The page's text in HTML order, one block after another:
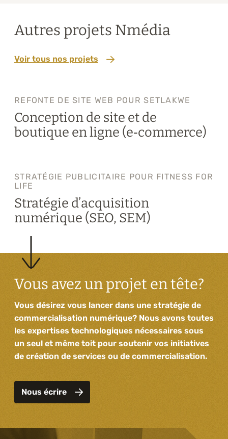
Autres projets Nmédia
Voir tous nos projets
REFONTE DE SITE WEB POUR SETLAKWE
Conception de site et de
boutique en ligne (e‑commerce)
STRATÉGIE PUBLICITAIRE POUR FITNESS FOR
LIFE
Stratégie d’acquisition
numérique (SEO, SEM)
Vous avez un projet en tête?
Vous désirez vous lancer dans une stratégie de
commercialisation numérique? Nous avons toutes
les expertises technologiques nécessaires sous
un seul et même toit pour soutenir vos initiatives
de création de services ou de commercialisation.
Nous écrire